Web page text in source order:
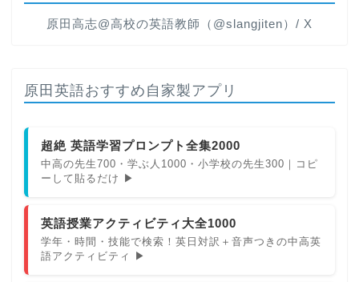
原田高志@高校の英語教師（@slangjiten）/ X
原田英語おすすめ自家製アプリ
超絶 英語学習プロンプト全集2000
中高の先生700・学ぶ人1000・小学校の先生300｜コピ
ーして貼るだけ ▶
英語授業アクティビティ大全1000
学年・時間・技能で検索！英日対訳＋音声つきの中高英
語アクティビティ ▶